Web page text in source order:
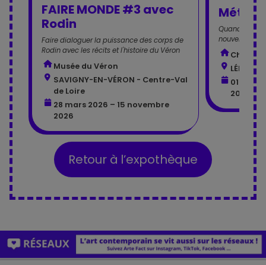
FAIRE MONDE #3 avec
Rodin
Faire dialoguer la puissance des corps de
Rodin avec les récits et l'histoire du Véron
Musée du Véron
SAVIGNY-EN-VÉRON - Centre-Val
de Loire
28 mars 2026 – 15 novembre
2026
Quand l'art
nouvelle vie,
01
2026
Retour à l’expothèque